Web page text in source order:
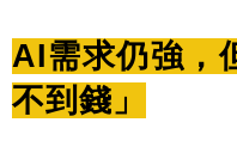
AI需求仍強，
不到錢」